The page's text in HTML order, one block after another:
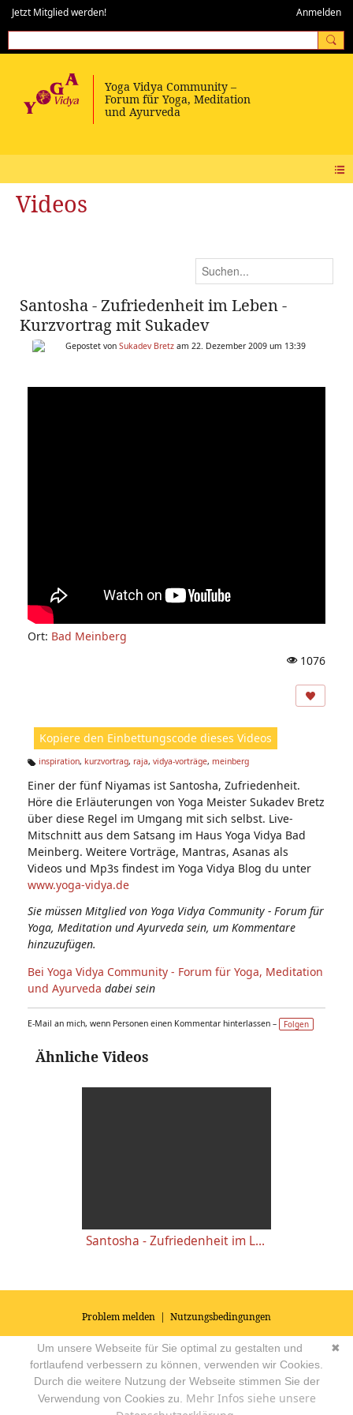
Jetzt Mitglied werden! Anmelden
Videos
Santosha - Zufriedenheit im Leben -
Kurzvortrag mit Sukadev
Gepostet von Sukadev Bretz am 22. Dezember 2009 um 13:39
Ort: Bad Meinberg
1076
Kopiere den Einbettungscode dieses Videos
g
s:
inspiration, kurzvortrag, raja, vidya-vorträge, meinberg
Einer der fünf Niyamas ist Santosha, Zufriedenheit.
Höre die Erläuterungen von Yoga Meister Sukadev Bretz
über diese Regel im Umgang mit sich selbst. Live-
Mitschnitt aus dem Satsang im Haus Yoga Vidya Bad
Meinberg. Weitere Vorträge, Mantras, Asanas als
Videos und Mp3s findest im Yoga Vidya Blog du unter
www.yoga-vidya.de
Sie müssen Mitglied von Yoga Vidya Community - Forum für
Yoga, Meditation und Ayurveda sein, um Kommentare
hinzuzufügen.
Bei Yoga Vidya Community - Forum für Yoga, Meditation
und Ayurveda dabei sein
E-Mail an mich, wenn Personen einen Kommentar hinterlassen – Folgen
Ähnliche Videos
Santosha - Zufriedenheit im Leben - Kurzvortrag mit Sukadev
Problem melden | Nutzungsbedingungen
© 2026Impressum|Datenschutz|AGB's| Yoga Vidya Community -
Forum für Yoga, Meditation und Ayurveda Powered by
✖
Um unsere Webseite für Sie optimal zu gestalten und
fortlaufend verbessern zu können, verwenden wir Cookies.
Durch die weitere Nutzung der Webseite stimmen Sie der
Verwendung von Cookies zu. Mehr Infos siehe unsere